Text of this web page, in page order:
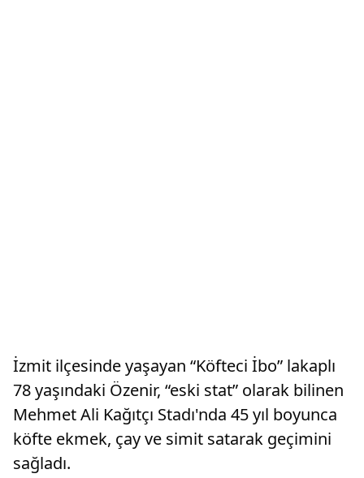
İzmit ilçesinde yaşayan “Köfteci İbo” lakaplı
78 yaşındaki Özenir, “eski stat” olarak bilinen
Mehmet Ali Kağıtçı Stadı'nda 45 yıl boyunca
köfte ekmek, çay ve simit satarak geçimini
sağladı.